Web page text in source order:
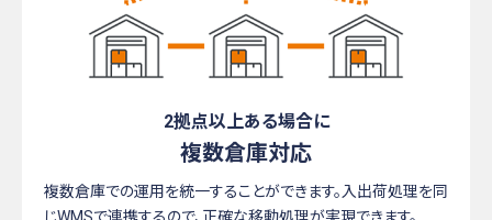
2拠点以上ある場合に
複数倉庫対応
複数倉庫での運用を統一することができます。入出荷処理を同
じWMSで連携するので、正確な移動処理が実現できます。